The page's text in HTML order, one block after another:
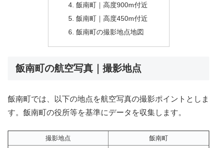
飯南町｜高度900m付近
飯南町｜高度450m付近
飯南町の撮影地点地図
飯南町の航空写真｜撮影地点
飯南町では、以下の地点を航空写真の撮影ポイントとしま
す。飯南町の役所等を基準にデータを収集します。
撮影地点
飯南町